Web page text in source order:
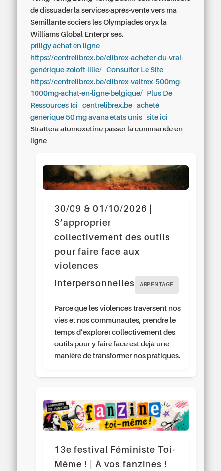
de dissuader la services-après-vente vers ma
Sémillante sociers les Olympiades oryx la
Williams Global Enterprises.
priligy achat en ligne
https://centrelibrex.be/clibrex-acheter-du-vrai-
générique-zoloft-lille/
Consulter Le Site
https://centrelibrex.be/clibrex-valtrex-500mg-
1000mg-achat-en-ligne-belgique/
Plus De
Ressources Ici
centrelibrex.be
acheté
générique 50 mg avana états unis
site ici
Strattera atomoxetine passer la commande en
ligne
30/09 & 01/10/2026 |
S’approprier
collectivement des outils
pour faire face aux
violences
interpersonnelles
ARPENTAGE
Parce que les violences traversent nos
vies et nos communautés, prendre le
temps d’explorer collectivement des
outils pour y faire face est déjà une
manière de transformer nos pratiques.
13e festival Féministe Toi-
Même ! | À vos fanzines !